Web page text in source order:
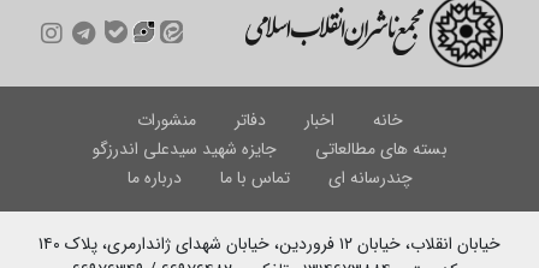
خانه اخبار دفاتر
منشورات
بسته های مطالعاتی
جایزه شهید سیدعلی اندرزگو
چندرسانه ای
تماس با ما درباره ما
خیابان انقلاب، خیابان ۱۲ فروردین، خیابان شهدای ژاندارمری، پلاک ۱۴۰